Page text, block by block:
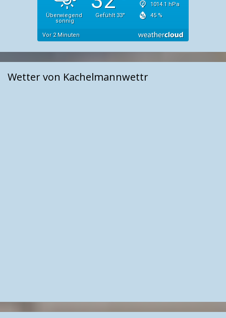
Wetter von Kachelmannwettr